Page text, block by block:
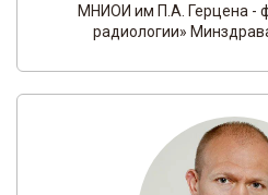
МНИОИ им П.А. Герцена -
радиологии»